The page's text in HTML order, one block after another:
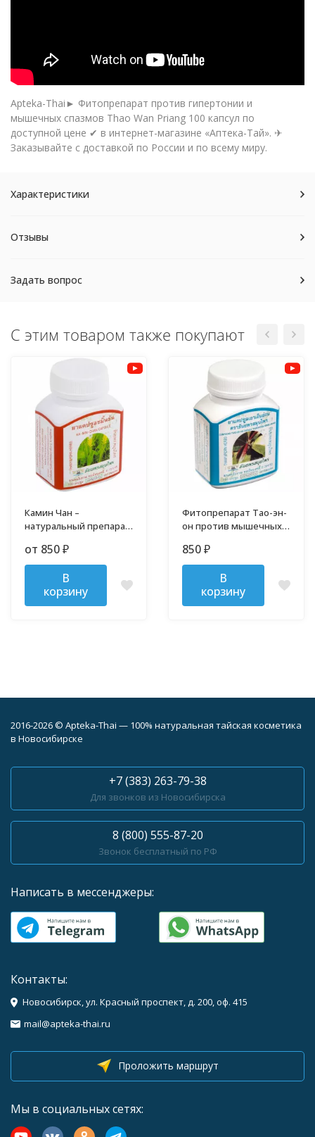
Apteka-Thai► Фитопрепарат против гипертонии и
мышечных спазмов Thao Wan Priang 100 капсул по
доступной цене ✔ в интернет-магазине «Аптека-Тай». ✈
Заказывайте с доставкой по России и по всему миру.
Характеристики
Отзывы
Задать вопрос
С этим товаром также покупают
Камин Чан –
натуральный препарат
желудка
от 850 ₽
В
корзину
Фитопрепарат Тао-эн-
он против мышечных
850 ₽
В
корзину
2016-2026 © Apteka-Thai — 100% натуральная тайская косметика
в Новосибирске
+7 (383) 263-79-38
Для звонков из Новосибирска
8 (800) 555-87-20
Звонок бесплатный по РФ
Написать в мессенджеры:
Контакты:
Новосибирск, ул. Красный проспект, д. 200, оф. 415
mail@apteka-thai.ru
Проложить маршрут
Мы в социальных сетях: